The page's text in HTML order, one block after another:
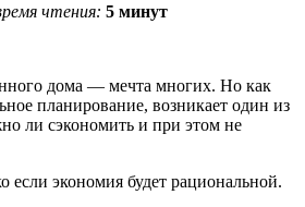
чтения: 5 минут
дома — мечта многих. Но как
планирование, возникает один из
ли сэкономить и при этом не
если экономия будет рациональной.